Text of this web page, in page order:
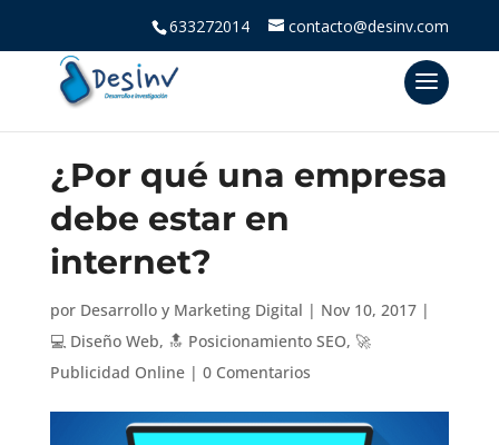
633272014 contacto@desinv.com
¿Por qué una empresa
debe estar en
internet?
por Desarrollo y Marketing Digital | Nov 10, 2017|
💻 Diseño Web, 🔝 Posicionamiento SEO, 🚀
Publicidad Online| 0 Comentarios